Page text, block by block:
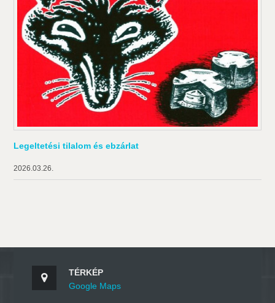
Legeltetési tilalom és ebzárlat
2026.03.26.
TÉRKÉP
Google Maps